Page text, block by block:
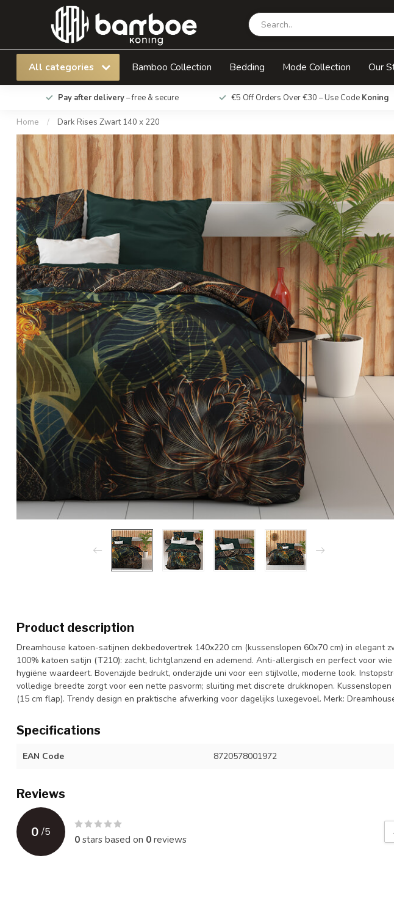
All categories Bamboo Collection Bedding Mode Collection Our
Pay after delivery– free & secure €5 Off Orders Over €30 – Use Code Koning
Home / Dark Rises Zwart 140 x 220
Dark Rises Zwart 140 x 220
Product description
Dreamhouse katoen-satijnen dekbedovertrek 140x220 cm (kussenslopen 60x70 cm) in elegant
100% katoen satijn (T210): zacht, lichtglanzend en ademend. Anti-allergisch en perfect voor
hygiëne waardeert. Bovenzijde bedrukt, onderzijde uni voor een stijlvolle, moderne look.
volledige breedte zorgt voor een nette pasvorm; sluiting met discrete drukknopen.
(15 cm flap). Trendy design en praktische afwerking voor dagelijks luxegevoel. Merk:
Specifications
EAN Code 8720578001972
Reviews
0 /5
0stars based on 0reviews